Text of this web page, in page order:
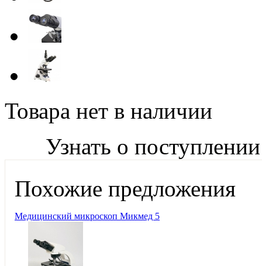
Товара нет в наличии
Узнать о поступлении
Похожие предложения
Медицинский микроскоп Микмед 5